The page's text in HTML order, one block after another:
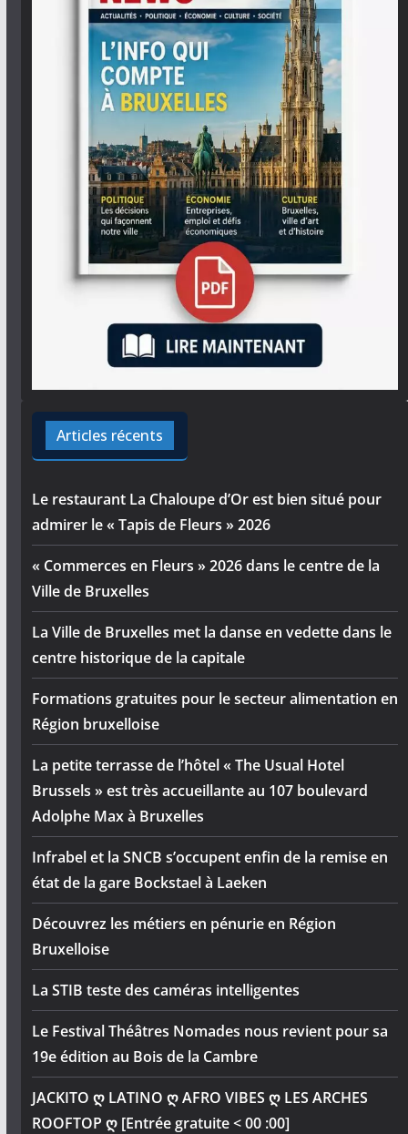
Articles récents
Le restaurant La Chaloupe d’Or est bien situé pour
admirer le « Tapis de Fleurs » 2026
« Commerces en Fleurs » 2026 dans le centre de la
Ville de Bruxelles
La Ville de Bruxelles met la danse en vedette dans le
centre historique de la capitale
Formations gratuites pour le secteur alimentation en
Région bruxelloise
La petite terrasse de l’hôtel « The Usual Hotel
Brussels » est très accueillante au 107 boulevard
Adolphe Max à Bruxelles
Infrabel et la SNCB s’occupent enfin de la remise en
état de la gare Bockstael à Laeken
Découvrez les métiers en pénurie en Région
Bruxelloise
La STIB teste des caméras intelligentes
Le Festival Théâtres Nomades nous revient pour sa
19e édition au Bois de la Cambre
JACKITO ღ LATINO ღ AFRO VIBES ღ LES ARCHES
ROOFTOP ღ [Entrée gratuite < 00 :00]